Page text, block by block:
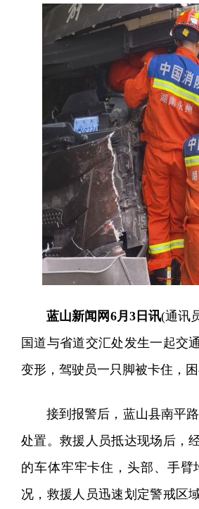
蓝山新闻网6月3日讯(通讯
国道与省道交汇处发生一起交
变形，驾驶员一只脚被卡住，
接到报警后，蓝山县南平
处置。救援人员抵达现场后，
的车体牢牢卡住，头部、手
况，救援人员迅速划定警戒区